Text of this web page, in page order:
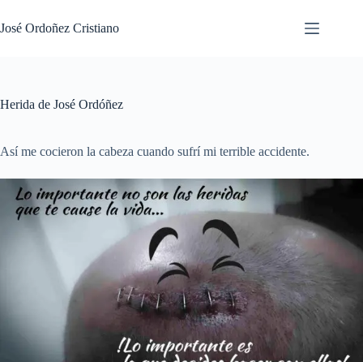
al
contenido
José Ordoñez Cristiano
Herida de José Ordóñez
Así me cocieron la cabeza cuando sufrí mi terrible accidente.